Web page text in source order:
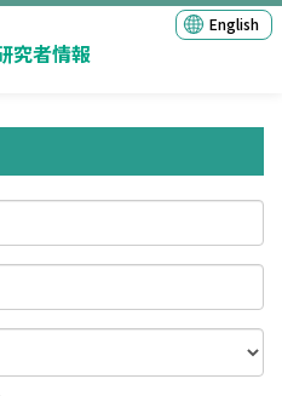
究者情報
English